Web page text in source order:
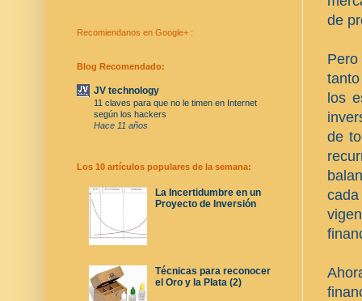
de
los
de
Recomiendanos en Google+ :
Blog Recomendado:
JV technology
11 claves para que no le timen en Internet
según los hackers
Hace 11 años
Los 10 artículos populares de la semana:
La Incertidumbre en un
Proyecto de Inversión
Técnicas para reconocer
el Oro y la Plata (2)